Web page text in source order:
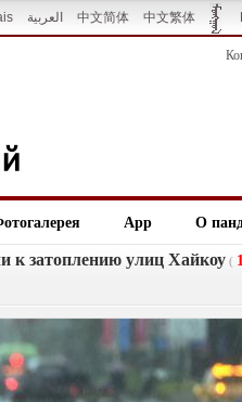
العربية 中文简体 中文繁体
App О
к затоплению улиц Хайкоу (